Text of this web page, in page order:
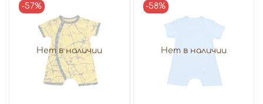
Нет в наличии
-57%
Нет в наличии
-58%